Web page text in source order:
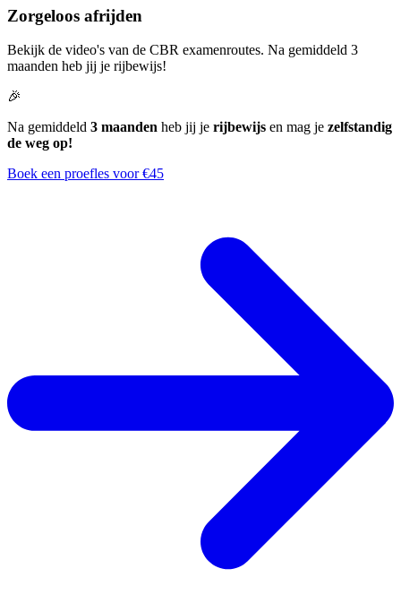
Zorgeloos afrijden
Bekijk de video's van de CBR examenroutes. Na gemiddeld 3
maanden heb jij je rijbewijs!
🎉
Na gemiddeld 3 maanden heb jij je rijbewijs en mag je zelfstandig
de weg op!
Boek een proefles voor €45